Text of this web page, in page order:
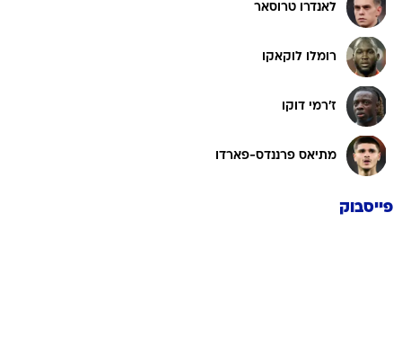
לאנדרו טרוסאר
רומלו לוקאקו
ז'רמי דוקו
מתיאס פרננדס-פארדו
פייסבוק